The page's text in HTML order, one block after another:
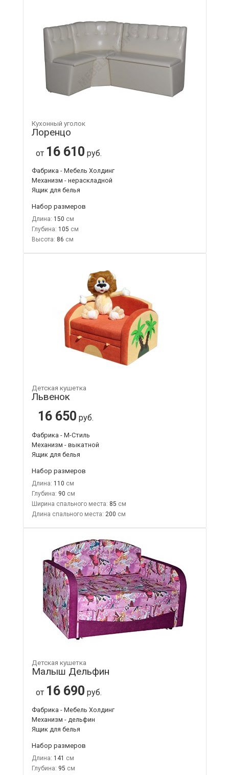
Кухонный уголок
Лоренцо
от 16 610 руб.
Фабрика - Мебель Холдинг
Механизм - нераскладной
Ящик для белья
Набор размеров
Длина: 150
Глубина: 105
Высота: 86
Детская кушетка
Львенок
16 650 руб.
Фабрика - М-Стиль
Механизм - выкатной
Ящик для белья
Набор размеров
Длина: 110
Глубина: 90
Ширина спального места: 85
Длина спального места: 200
Детская кушетка
Малыш Дельфин
от 16 690 руб.
Фабрика - Мебель Холдинг
Механизм - дельфин
Ящик для белья
Набор размеров
Длина: 141
Глубина: 95